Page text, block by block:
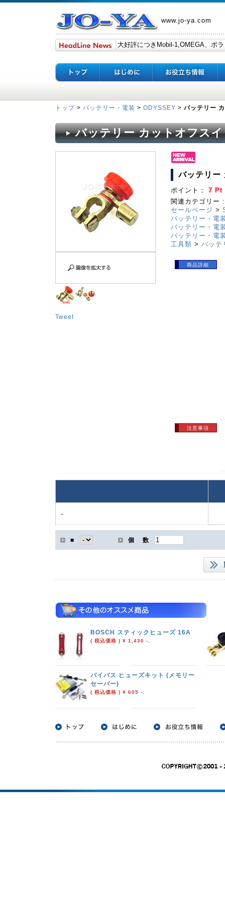
www.jo-ya.com
トップ > バッテリー・電装 > ODYSSEY > バッテリー
バッテリー カットオフス
Tweet
バッテリー
ポイント： 7 Pt
関連カテゴリー :
セールページ >
バッテリー・電
バッテリー・電
バッテリー・電
工具類 > バッテ
商品詳細
注意事項
-
■ 個 数
BOSCH スティックヒューズ 16A
( 税込価格 ) ¥ 1,430 -.
バイパス ヒューズキット (メモリー
セーバー)
( 税込価格 ) ¥ 605 -.